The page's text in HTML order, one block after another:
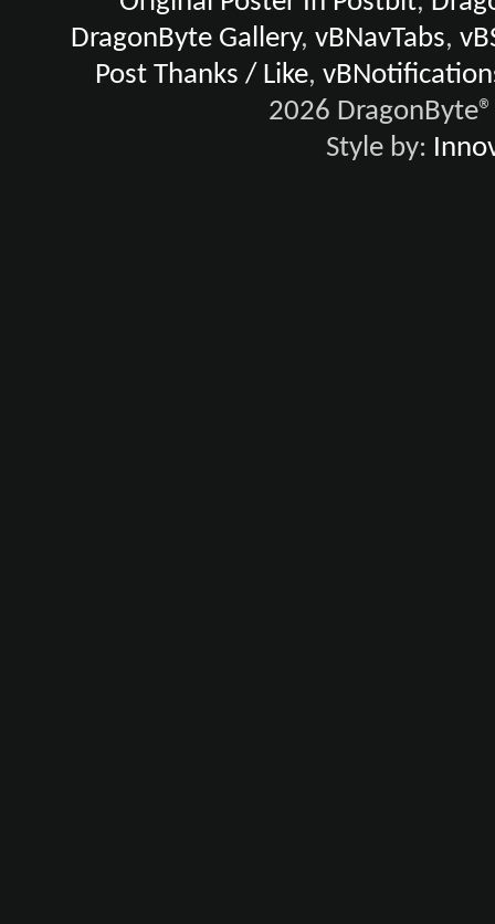
DragonByte Gallery,vBNavTabs,
Post Thanks / Like,
2026
Style by: